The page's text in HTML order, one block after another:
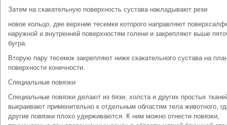
Затем на скакательную поверхность сустава накладывают рези
новое кольцо, две верхние тесемки которого направляют
наружной и внутренней поверхностям голени и закрепляют выше
бугра.
Вторую пару тесемок закрепляют ниже скакательного сустава на
поверхности конечности.
Специальные повязки
Специальные повязки делают из бязи, холста и других простых
выкраивают применительно к отдельным областям тела животного,
другие повязки плохо удерживаются. К ним можно отнести повязки,